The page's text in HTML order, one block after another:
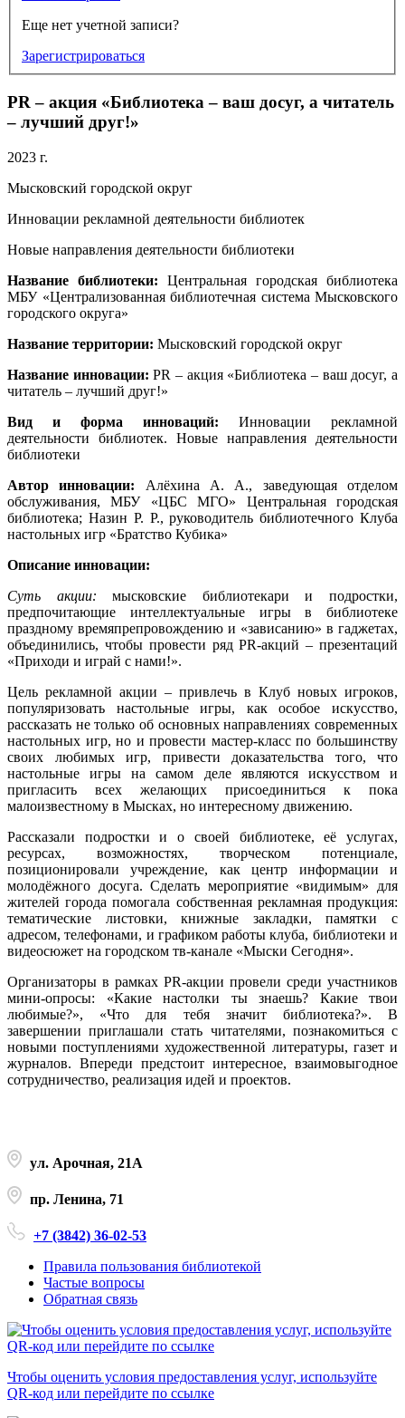
Еще нет учетной записи?
Зарегистрироваться
PR – акция «Библиотека – ваш досуг, а читатель
– лучший друг!»
2023 г.
Мысковский городской округ
Инновации рекламной деятельности библиотек
Новые направления деятельности библиотеки
Название библиотеки: Центральная городская библиотека
МБУ «Централизованная библиотечная система Мысковского
городского округа»
Название территории: Мысковский городской округ
Название инновации: PR – акция «Библиотека – ваш досуг, а
читатель – лучший друг!»
Вид и форма инноваций: Инновации рекламной
деятельности библиотек. Новые направления деятельности
библиотеки
Автор инновации: Алёхина А. А., заведующая отделом
обслуживания, МБУ «ЦБС МГО» Центральная городская
библиотека; Назин Р. Р., руководитель библиотечного Клуба
настольных игр «Братство Кубика»
Описание инновации:
Суть акции: мысковские библиотекари и подростки,
предпочитающие интеллектуальные игры в библиотеке
праздному времяпрепровождению и «зависанию» в гаджетах,
объединились, чтобы провести ряд PR-акций – презентаций
«Приходи и играй с нами!».
Цель рекламной акции – привлечь в Клуб новых игроков,
популяризовать настольные игры, как особое искусство,
рассказать не только об основных направлениях современных
настольных игр, но и провести мастер-класс по большинству
своих любимых игр, привести доказательства того, что
настольные игры на самом деле являются искусством и
пригласить всех желающих присоединиться к пока
малоизвестному в Мысках, но интересному движению.
Рассказали подростки и о своей библиотеке, её услугах,
ресурсах, возможностях, творческом потенциале,
позиционировали учреждение, как центр информации и
молодёжного досуга. Сделать мероприятие «видимым» для
жителей города помогала собственная рекламная продукция:
тематические листовки, книжные закладки, памятки с
адресом, телефонами, и графиком работы клуба, библиотеки и
видеосюжет на городском тв-канале «Мыски Сегодня».
Организаторы в рамках PR-акции провели среди участников
мини-опросы: «Какие настолки ты знаешь? Какие твои
любимые?», «Что для тебя значит библиотека?». В
завершении приглашали стать читателями, познакомиться с
новыми поступлениями художественной литературы, газет и
журналов. Впереди предстоит интересное, взаимовыгодное
сотрудничество, реализация идей и проектов.
ул. Арочная, 21А
пр. Ленина, 71
+7 (3842) 36-02-53
Правила пользования библиотекой
Частые вопросы
Обратная связь
Чтобы оценить условия предоставления услуг, используйте
QR-код или перейдите по ссылке